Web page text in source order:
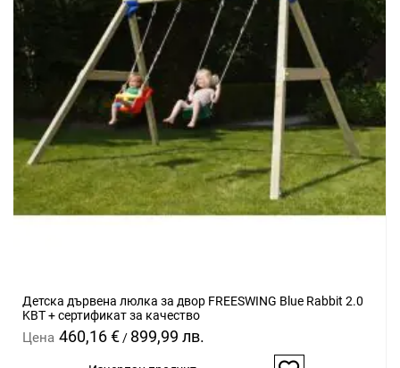
Детска дървена люлка за двор FREESWING Blue Rabbit 2.0
KBT + сертификат за качество
Цена 460,16 € / 899,99 лв.